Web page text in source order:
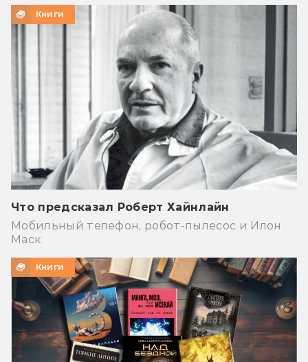
Книги
Что предсказал Роберт Хайнлайн
Мобильный телефон, робот-пылесос и Илон
Маск
Книги